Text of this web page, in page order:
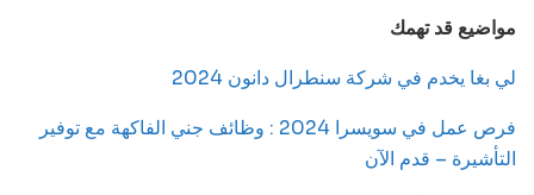
مواضيع قد تهمك
لي بغا يخدم في شركة سنطرال دانون 2024
فرص عمل في سويسرا 2024 : وظائف جني الفاكهة مع توفير
التأشيرة – قدم الآن